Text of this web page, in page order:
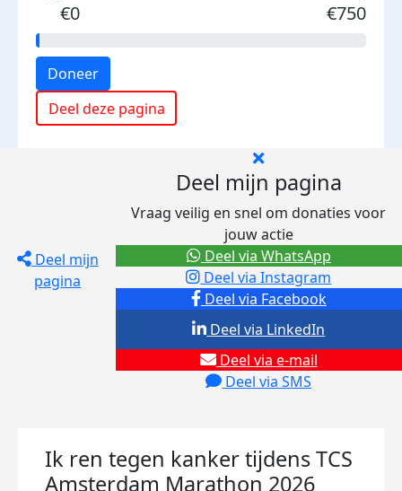
€0 €750
Doneer
Deel deze pagina
Deel mijn
pagina
Deel mijn pagina
Vraag veilig en snel om donaties voor
jouw actie
Deel via Facebook
Deel via Instagram
Deel via e-mail
Deel via SMS
Deel via LinkedIn
Deel via WhatsApp
Ik ren tegen kanker tijdens TCS
Amsterdam Marathon 2026